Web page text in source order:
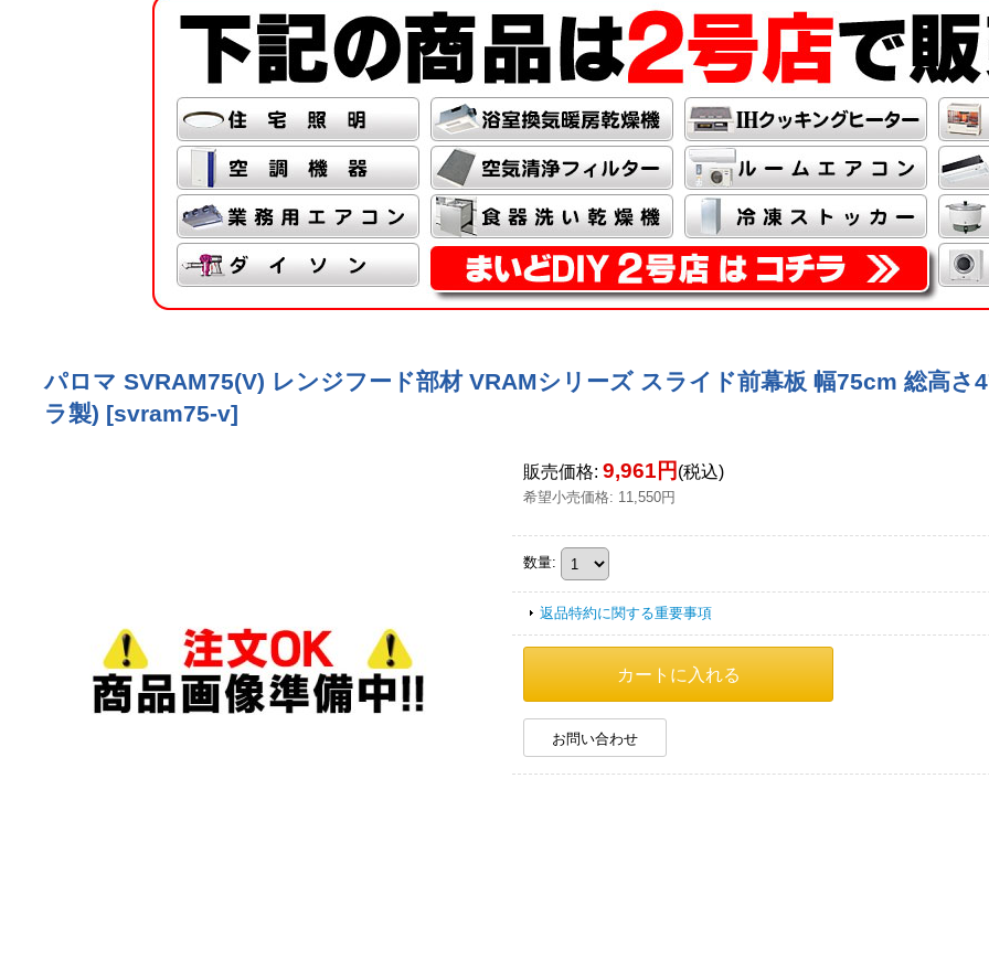
パロマ SVRAM75(V) レンジフード部材 VRAMシリーズ スライド前幕板 幅75cm 総高さ
ラ製) [svram75-v]
販売価格: 9,961円 (税込)
希望小売価格: 11,550円
数量:
返品特約に関する重要事項
お問い合わせ